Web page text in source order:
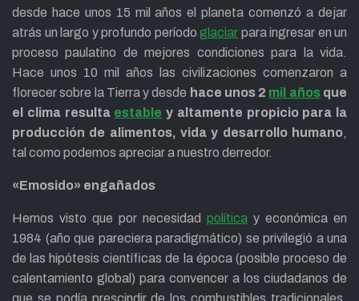
desde hace unos 15 mil años el planeta comenzó a dejar
atrás un largo y profundo período glaciar para ingresar en un
proceso paulatino de mejores condiciones para la vida.
Hace unos 10 mil años las civilizaciones comenzaron a
florecer sobre la Tierra y desde hace unos 2 mil añosque
el clima resulta estable y altamente propicio para la
producción de alimentos, vida y desarrollo humano,
tal como podemos apreciar a nuestro derredor.
«Emosido» engañados
Hemos visto que por necesidad política y económica en
1984 (año que pareciera paradigmático) se privilegió a una
de las hipótesis científicas de la época (posible proceso de
calentamiento global) para convencer a los ciudadanos de
que se podía prescindir de los combustibles tradicionales.